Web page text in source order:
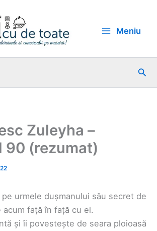
Meniu
Zuleyha –
90 (rezumat)
pe urmele dușmanului său secret de
față în față cu el.
și îi povestește de seara ploioasă